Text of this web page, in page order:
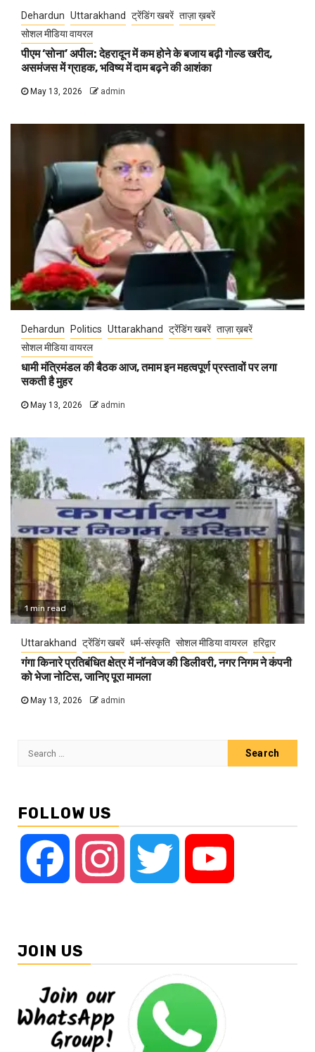
Dehardun Uttarakhand ट्रेंडिंग खबरें ताज़ा ख़बरें
सोशल मीडिया वायरल
पीएम ‘सोना’ अपील: देहरादून में कम होने के बजाय बढ़ी गोल्ड खरीद,
असमंजस में ग्राहक, भविष्य में दाम बढ़ने की आशंका
May 13, 2026 admin
Dehardun Politics Uttarakhand ट्रेंडिंग खबरें ताज़ा ख़बरें
सोशल मीडिया वायरल
धामी मंत्रिमंडल की बैठक आज, तमाम इन महत्वपूर्ण प्रस्तावों पर लगा
सकती है मुहर
May 13, 2026 admin
1 min read
Uttarakhand ट्रेंडिंग खबरें धर्म-संस्कृति सोशल मीडिया वायरल हरिद्वार
गंगा किनारे प्रतिबंधित क्षेत्र में नॉनवेज की डिलीवरी, नगर निगम ने कंपनी
को भेजा नोटिस, जानिए पूरा मामला
May 13, 2026 admin
Search
FOLLOW US
Facebook Instagram Twitter
JOIN US